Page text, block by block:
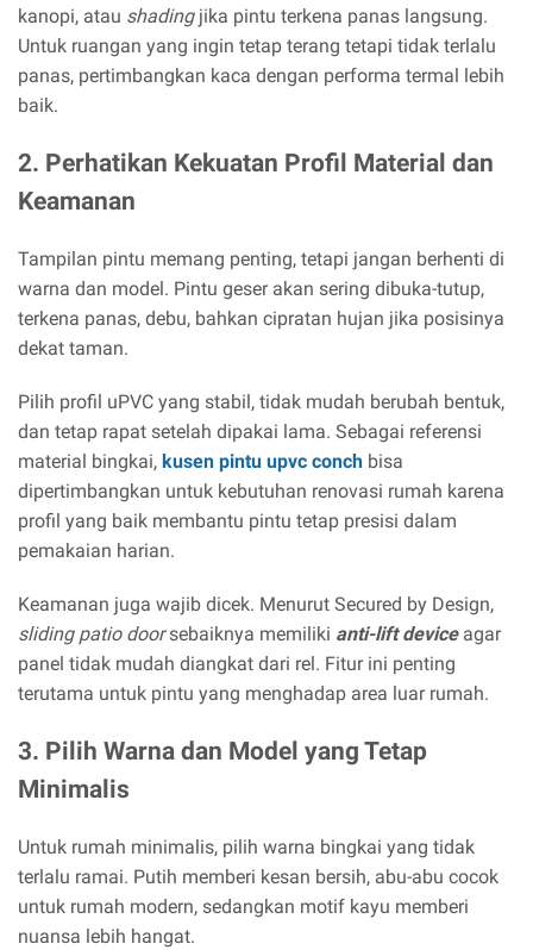
kanopi, atau shadingjika pintu terkena panas langsung.
Untuk ruangan yang ingin tetap terang tetapi tidak terlalu
panas, pertimbangkan kaca dengan performa termal lebih
baik.
2. Perhatikan Kekuatan Profil Material dan
Keamanan
Tampilan pintu memang penting, tetapi jangan berhenti di
warna dan model. Pintu geser akan sering dibuka-tutup,
terkena panas, debu, bahkan cipratan hujan jika posisinya
dekat taman.
Pilih profil uPVC yang stabil, tidak mudah berubah bentuk,
dan tetap rapat setelah dipakai lama. Sebagai referensi
material bingkai, kusen pintu upvc conch bisa
dipertimbangkan untuk kebutuhan renovasi rumah karena
profil yang baik membantu pintu tetap presisi dalam
pemakaian harian.
Keamanan juga wajib dicek. Menurut Secured by Design,
sliding patio doorsebaiknya memiliki anti-lift deviceagar
panel tidak mudah diangkat dari rel. Fitur ini penting
terutama untuk pintu yang menghadap area luar rumah.
3. Pilih Warna dan Model yang Tetap
Minimalis
Untuk rumah minimalis, pilih warna bingkai yang tidak
terlalu ramai. Putih memberi kesan bersih, abu-abu cocok
untuk rumah modern, sedangkan motif kayu memberi
nuansa lebih hangat.